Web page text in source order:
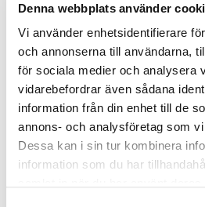
Denna webbplats använder
Vi använder enhetsidentifierare
och annonserna till användarna,
för sociala medier och analysera
vidarebefordrar även sådana
information från din enhet till de
annons- och analysföretag som
Dessa kan i sin tur kombinera
information som du har
utbildning
medarbetare
dokumentation
BAS-P, BAS-U,
entreprenörer
byggherre
Byggherre